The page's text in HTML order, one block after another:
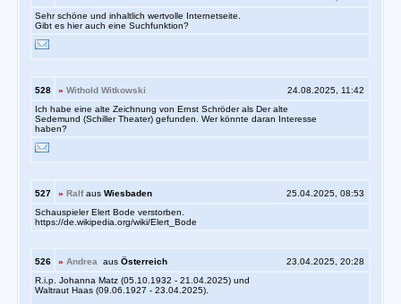
Sehr schöne und inhaltlich wertvolle Internetseite.
Gibt es hier auch eine Suchfunktion?
528 » Withold Witkowski
24.08.2025, 11:42
Ich habe eine alte Zeichnung von Ernst Schröder als Der alte
Sedemund (Schiller Theater) gefunden. Wer könnte daran Interesse
haben?
527 » Ralfaus Wiesbaden
25.04.2025, 08:53
Schauspieler Elert Bode verstorben.
https://de.wikipedia.org/wiki/Elert_Bode
526 » Andrea aus Österreich
23.04.2025, 20:28
R.i.p. Johanna Matz (05.10.1932 - 21.04.2025) und
Waltraut Haas (09.06.1927 - 23.04.2025).